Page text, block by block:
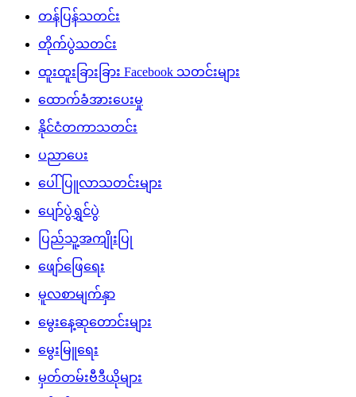
တန်ပြန်သတင်း
တိုက်ပွဲသတင်း
ထူးထူးခြားခြား Facebook သတင်းများ
ထောက်ခံအားပေးမှု
နိုင်ငံတကာသတင်း
ပညာပေး
ပေါ်ပြူလာသတင်းများ
ပျော်ပွဲရွှင်ပွဲ
ပြည်သူ့အကျိုးပြု
ဖျော်ဖြေရေး
မူလစာမျက်နှာ
မွေးနေ့ဆုတောင်းများ
မွေးမြူရေး
မှတ်တမ်းဗီဒီယိုများ